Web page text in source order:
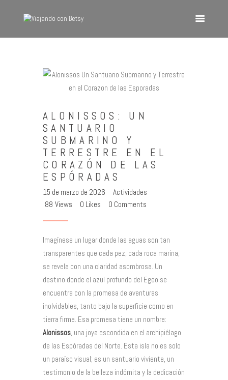
VIAJANDO CON BETSY
Inicio
Europa
América
Asia
Quienes Somos
Contacto
ALONISSOS: UN
SANTUARIO
SUBMARINO Y
TERRESTRE EN EL
CORAZÓN DE LAS
ESPÓRADAS
15 de marzo de 2026
Actividades
88 Views 0 Likes 0 Comments
Imagínese un lugar donde las aguas son tan
transparentes que cada pez, cada roca marina,
se revela con una claridad asombrosa. Un
destino donde el azul profundo del Egeo se
encuentra con la promesa de aventuras
inolvidables, tanto bajo la superficie como en
tierra firme. Esa promesa tiene un nombre:
Alonissos, una joya escondida en el archipiélago
de las Espóradas del Norte. Esta isla no es solo
un paraíso visual; es un santuario viviente, un
testimonio de la belleza indómita y la dedicación